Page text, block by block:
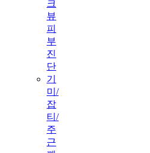
크
뷰
피
부
진
단
기
미/
잡
티/
주
근